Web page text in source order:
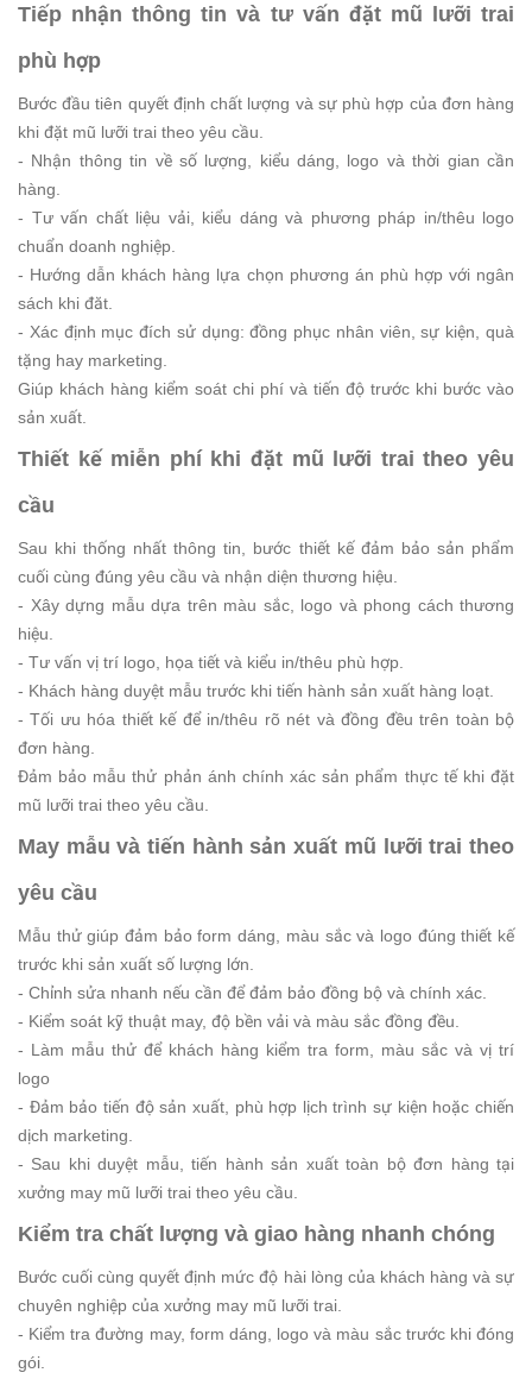
Tiếp nhận thông tin và tư vấn đặt mũ lưỡi trai
phù hợp
Bước đầu tiên quyết định chất lượng và sự phù hợp của đơn hàng
khi đặt mũ lưỡi trai theo yêu cầu.
- Nhận thông tin về số lượng, kiểu dáng, logo và thời gian cần
hàng.
- Tư vấn chất liệu vải, kiểu dáng và phương pháp in/thêu logo
chuẩn doanh nghiệp.
- Hướng dẫn khách hàng lựa chọn phương án phù hợp với ngân
sách khi đăt.
- Xác định mục đích sử dụng: đồng phục nhân viên, sự kiện, quà
tặng hay marketing.
Giúp khách hàng kiểm soát chi phí và tiến độ trước khi bước vào
sản xuất.
Thiết kế miễn phí khi đặt mũ lưỡi trai theo yêu
cầu
Sau khi thống nhất thông tin, bước thiết kế đảm bảo sản phẩm
cuối cùng đúng yêu cầu và nhận diện thương hiệu.
- Xây dựng mẫu dựa trên màu sắc, logo và phong cách thương
hiệu.
- Tư vấn vị trí logo, họa tiết và kiểu in/thêu phù hợp.
- Khách hàng duyệt mẫu trước khi tiến hành sản xuất hàng loạt.
- Tối ưu hóa thiết kế để in/thêu rõ nét và đồng đều trên toàn bộ
đơn hàng.
Đảm bảo mẫu thử phản ánh chính xác sản phẩm thực tế khi đặt
mũ lưỡi trai theo yêu cầu.
May mẫu và tiến hành sản xuất mũ lưỡi trai theo
yêu cầu
Mẫu thử giúp đảm bảo form dáng, màu sắc và logo đúng thiết kế
trước khi sản xuất số lượng lớn.
- Chỉnh sửa nhanh nếu cần để đảm bảo đồng bộ và chính xác.
- Kiểm soát kỹ thuật may, độ bền vải và màu sắc đồng đều.
- Làm mẫu thử để khách hàng kiểm tra form, màu sắc và vị trí
logo
- Đảm bảo tiến độ sản xuất, phù hợp lịch trình sự kiện hoặc chiến
dịch marketing.
- Sau khi duyệt mẫu, tiến hành sản xuất toàn bộ đơn hàng tại
xưởng may mũ lưỡi trai theo yêu cầu.
Kiểm tra chất lượng và giao hàng nhanh chóng
Bước cuối cùng quyết định mức độ hài lòng của khách hàng và sự
chuyên nghiệp của xưởng may mũ lưỡi trai.
- Kiểm tra đường may, form dáng, logo và màu sắc trước khi đóng
gói.